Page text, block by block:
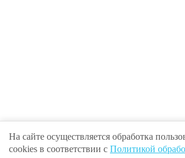
На сайте осуществляется обработка
cookies в соответствии с Политикой